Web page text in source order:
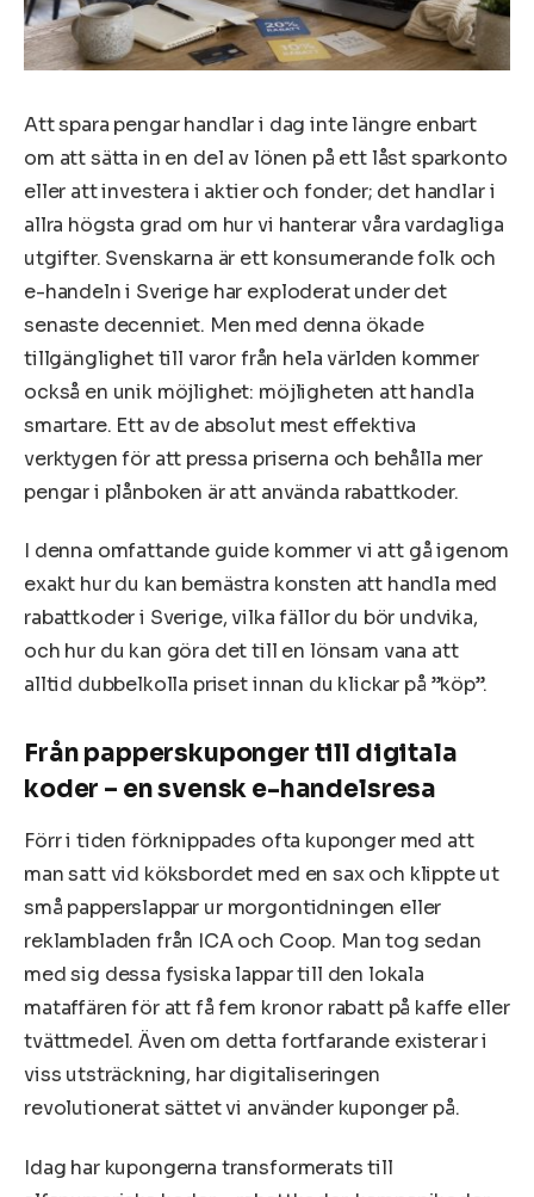
Att spara pengar handlar i dag inte längre enbart
om att sätta in en del av lönen på ett låst sparkonto
eller att investera i aktier och fonder; det handlar i
allra högsta grad om hur vi hanterar våra vardagliga
utgifter. Svenskarna är ett konsumerande folk och
e-handeln i Sverige har exploderat under det
senaste decenniet. Men med denna ökade
tillgänglighet till varor från hela världen kommer
också en unik möjlighet: möjligheten att handla
smartare. Ett av de absolut mest effektiva
verktygen för att pressa priserna och behålla mer
pengar i plånboken är att använda rabattkoder.
I denna omfattande guide kommer vi att gå igenom
exakt hur du kan bemästra konsten att handla med
rabattkoder i Sverige, vilka fällor du bör undvika,
och hur du kan göra det till en lönsam vana att
alltid dubbelkolla priset innan du klickar på ”köp”.
Från papperskuponger till digitala
koder – en svensk e-handelsresa
Förr i tiden förknippades ofta kuponger med att
man satt vid köksbordet med en sax och klippte ut
små papperslappar ur morgontidningen eller
reklambladen från ICA och Coop. Man tog sedan
med sig dessa fysiska lappar till den lokala
mataffären för att få fem kronor rabatt på kaffe eller
tvättmedel. Även om detta fortfarande existerar i
viss utsträckning, har digitaliseringen
revolutionerat sättet vi använder kuponger på.
Idag har kupongerna transformerats till